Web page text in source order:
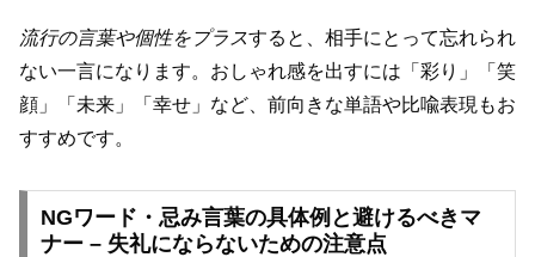
流行の言葉や個性をプラスすると、相手にとって忘れられ
ない一言になります。おしゃれ感を出すには「彩り」「笑
顔」「未来」「幸せ」など、前向きな単語や比喩表現もお
すすめです。
NGワード・忌み言葉の具体例と避けるべきマ
ナー – 失礼にならないための注意点